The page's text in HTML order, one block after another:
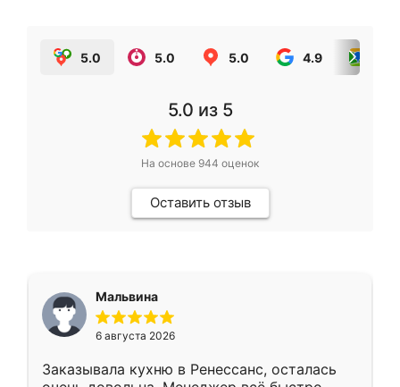
5.0 5.0 5.0 4.9
5.0 из 5
На основе 944 оценок
Оставить отзыв
Мальвина
6 августа 2026
Заказывала кухню в Ренессанс, осталась